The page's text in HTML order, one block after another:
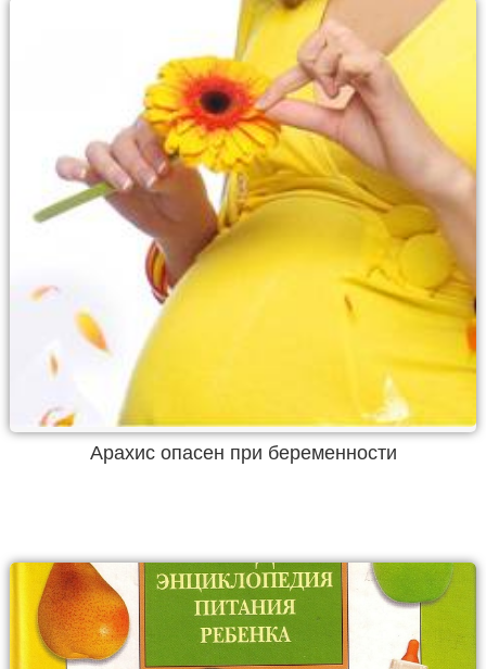
Арахис опасен при беременности